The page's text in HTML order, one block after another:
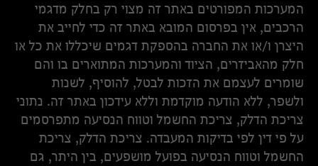
המערכות המפורטים באתר זה מצוי רק בחלק מדגמי
הרכבים, אין בפרסום המובא באתר זה כדי לחייב את
היצרן ו/או את החברה בהספקת דגמים שיכללו את כל או
חלק מהאביזרים, הציוד והמערכות המתוארים בו והם
שומרים לעצמם את הזכות לבטל, להוסיף, לשנות
ולשפר, ללא הודעה מוקדמת וללא עידכון באתר זה. נתוני
צריכת הדלק, צריכת החשמל וטווח הנסיעה מתפרסמים
על פי דין לפי בדיקות המעבדה. צריכת הדלק, צריכת
החשמל וטווח הנסיעה בפועל מושפעים, בין היתר, גם